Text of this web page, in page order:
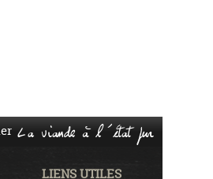
La viande à l'état pur
LIENS UTILES